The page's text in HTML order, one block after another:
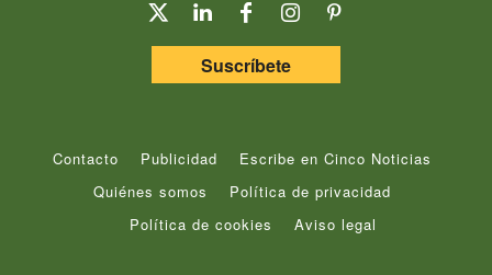
Suscríbete
Contacto Publicidad
Escribe en Cinco Noticias
Quiénes somos
Política de privacidad
Política de cookies
Aviso legal